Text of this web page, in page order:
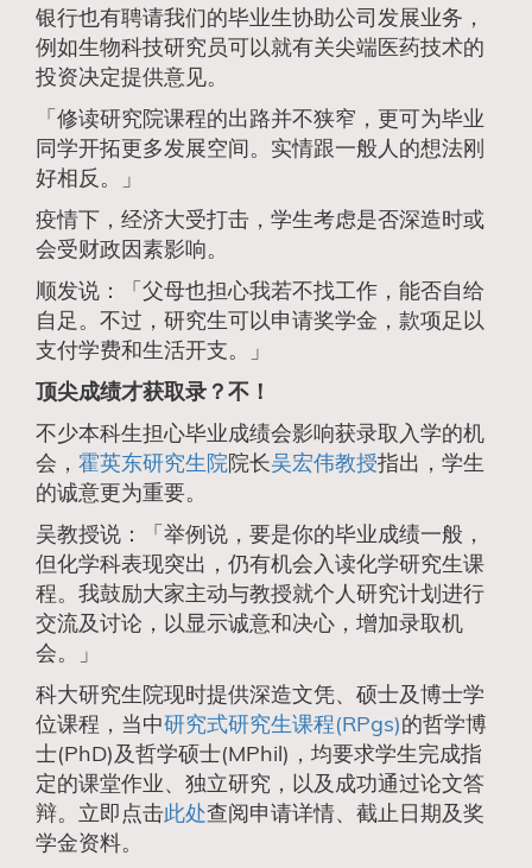
银行也有聘请我们的毕业生协助公司发展业务，
例如生物科技研究员可以就有关尖端医药技术的
投资决定提供意见。
「修读研究院课程的出路并不狭窄，更可为毕业
同学开拓更多发展空间。实情跟一般人的想法刚
好相反。」
疫情下，经济大受打击，学生考虑是否深造时或
会受财政因素影响。
顺发说：「父母也担心我若不找工作，能否自给
自足。不过，研究生可以申请奖学金，款项足以
支付学费和生活开支。」
顶尖成绩才获取录？不！
不少本科生担心毕业成绩会影响获录取入学的机
会， 霍英东研究生院院长吴宏伟教授指出，学生
的诚意更为重要。
吴教授说：「举例说，要是你的毕业成绩一般，
但化学科表现突出，仍有机会入读化学研究生课
程。我鼓励大家主动与教授就个人研究计划进行
交流及讨论，以显示诚意和决心，增加录取机
会。」
科大研究生院现时提供深造文凭、硕士及博士学
位课程，当中研究式研究生课程(RPgs)的哲学博
士(PhD)及哲学硕士(MPhil)，均要求学生完成指
定的课堂作业、独立研究，以及成功通过论文答
辩。立即点击此处查阅申请详情、截止日期及奖
学金资料。